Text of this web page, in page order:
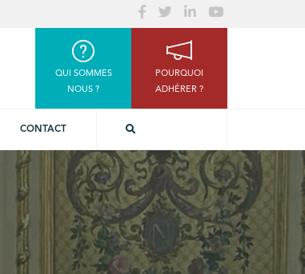
QUI SOMMES
NOUS ?
POURQUOI
ADHÉRER ?
CONTACT